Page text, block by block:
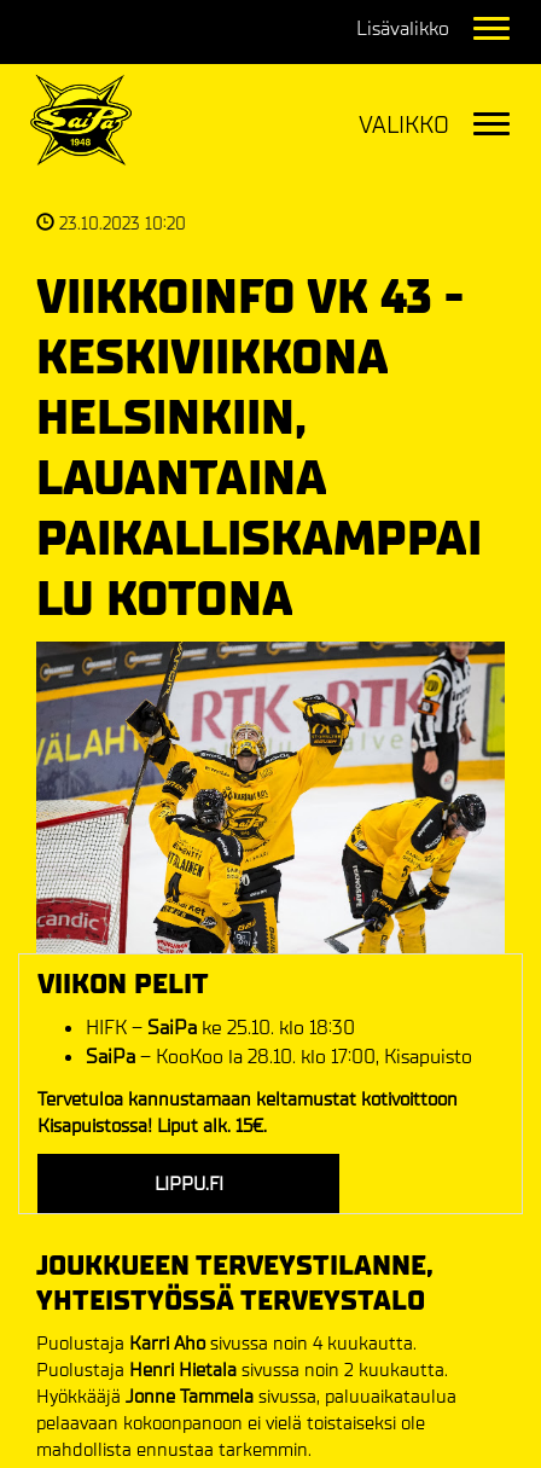
23.10.2023 10:20
VIIKKOINFO VK 43 -
KESKIVIIKKONA
HELSINKIIN,
LAUANTAINA
PAIKALLISKAMPPAI
LU KOTONA
VIIKON PELIT
HIFK – SaiPa ke 25.10. klo 18:30
SaiPa– KooKoo la 28.10. klo 17:00, Kisapuisto
Tervetuloa kannustamaan keltamustat kotivoittoon
Kisapuistossa! Liput alk. 15€.
LIPPU.FI
JOUKKUEEN TERVEYSTILANNE,
YHTEISTYÖSSÄ TERVEYSTALO
Puolustaja Karri Ahosivussa noin 4 kuukautta.
Puolustaja Henri Hietala sivussa noin 2 kuukautta.
Hyökkääjä Jonne Tammela sivussa, paluuaikataulua
pelaavaan kokoonpanoon ei vielä toistaiseksi ole
mahdollista ennustaa tarkemmin.